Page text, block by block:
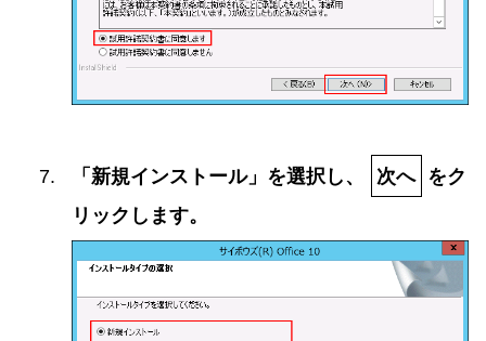
「新規インストール」を選択し、 次へ をク
リックします。